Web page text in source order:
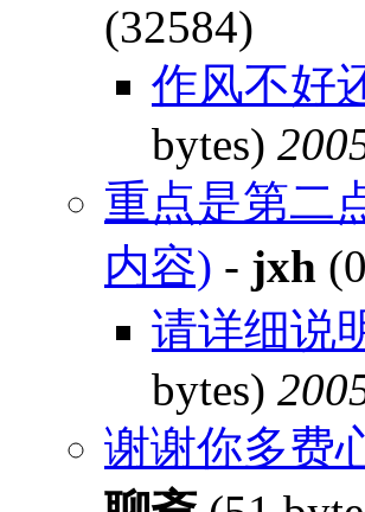
(32584)
作风不好
bytes)
重点是第二
内容) - jxh
请详细说
bytes)
谢谢你多费